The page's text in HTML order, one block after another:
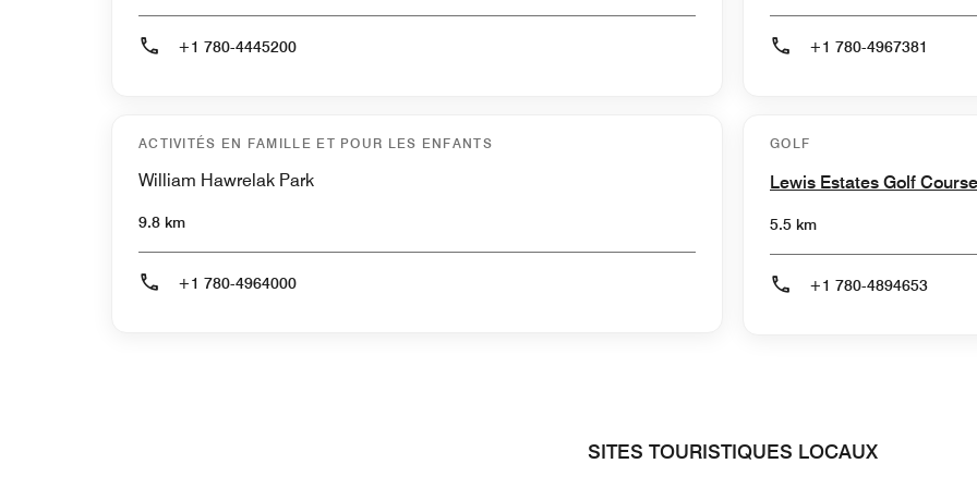
+1 780-4445200
ACTIVITÉS EN FAMILLE ET POUR LES ENFANTS
William Hawrelak Park
9.8 km
+1 780-4964000
+1 780-4967381
GOLF
Lewis Estates Golf
5.5 km
+1 780-4894653
SITES TOURISTIQUES LOCAUX